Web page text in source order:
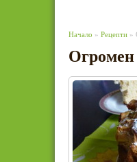
Начало » Рецепти »
Огромен